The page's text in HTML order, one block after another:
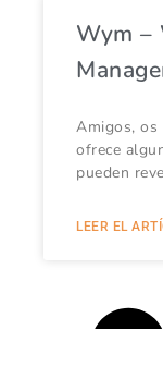
Wym –
Amigos, os
ofrece
pueden
LEER EL